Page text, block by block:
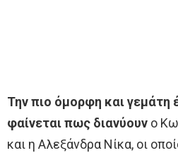
Την πιο όμορφη και γεμάτη
φαίνεται πως διανύουν ο
και η Αλεξάνδρα Νίκα, οι